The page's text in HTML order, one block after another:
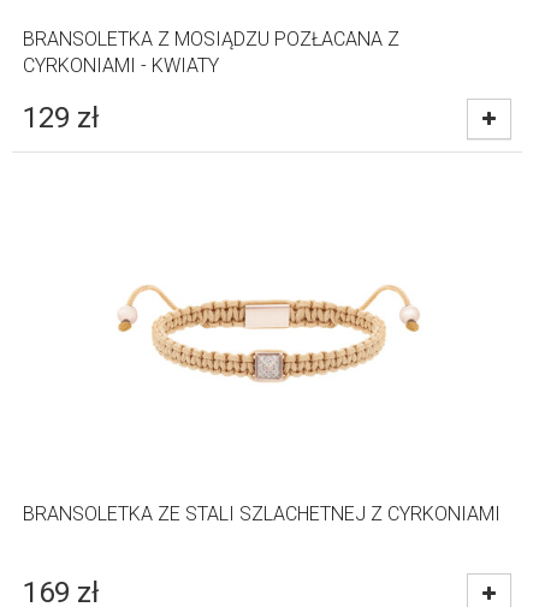
BRANSOLETKA Z MOSIĄDZU POZŁACANA Z
CYRKONIAMI - KWIATY
129 zł
BRANSOLETKA ZE STALI SZLACHETNEJ Z CYRKONIAMI
169 zł